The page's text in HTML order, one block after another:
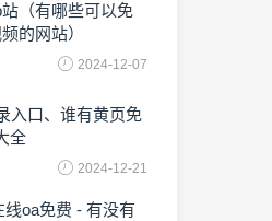
（有哪些可以免
的网站）
2024-12-07
入口、谁有黄页免
全
2024-12-21
oa免费 - 有没有